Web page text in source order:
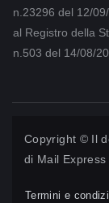
n.23296 del 12/
al Registro della
n.503 del 14/08/
Copyright © Il
di Mail
Termini e